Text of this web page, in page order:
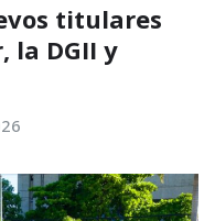
titulares
la DGII y